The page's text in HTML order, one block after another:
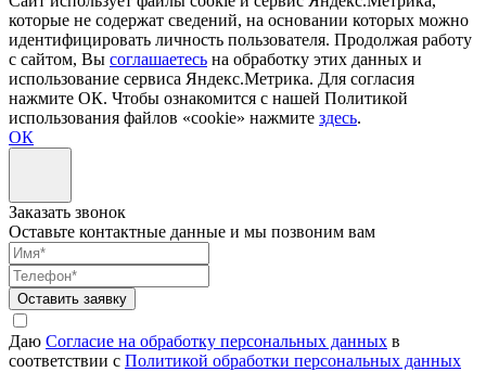
которые не содержат сведений, на основании которых можно
идентифицировать личность пользователя. Продолжая работу
с сайтом, Вы соглашаетесь на обработку этих данных и
использование сервиса Яндекс.Метрика. Для согласия
нажмите ОК. Чтобы ознакомится с нашей Политикой
использования файлов «cookie» нажмите здесь.
ОК
Заказать звонок
Оставьте контактные данные и мы позвоним вам
Оставить заявку
Даю Согласие на обработку персональных данных в
соответствии с Политикой обработки персональных данных